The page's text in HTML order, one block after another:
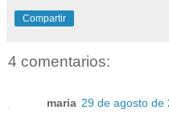
Compartir
4 comentarios:
maria 29 de agosto de